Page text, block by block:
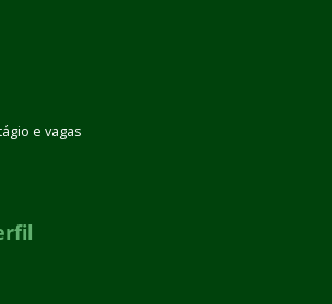
e vagas